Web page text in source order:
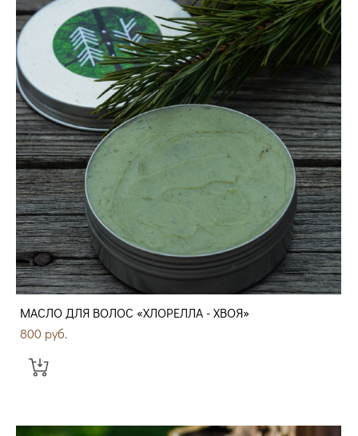
МАСЛО ДЛЯ ВОЛОС «ХЛОРЕЛЛА - ХВОЯ»
800 pуб.